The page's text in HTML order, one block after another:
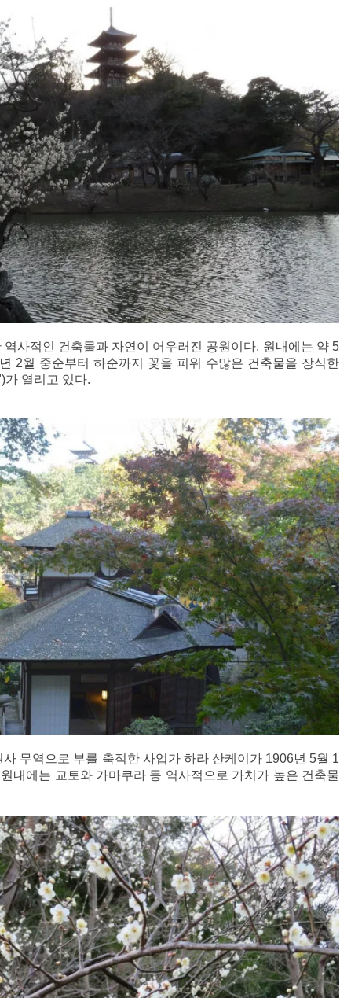
사적인 건축물과 자연이 어우러진 공원이다. 원내에는 약 5
2월 중순부터 하순까지 꽃을 피워 수많은 건축물을 장식한
가 열리고 있다.
무역으로 부를 축적한 사업가 하라 산케이가 1906년 5월 1
내에는 교토와 가마쿠라 등 역사적으로 가치가 높은 건축물